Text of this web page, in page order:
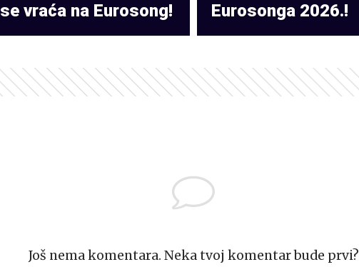
se vraća na Eurosong!
Eurosonga 2026.!
Još nema komentara. Neka tvoj komentar bude prvi?